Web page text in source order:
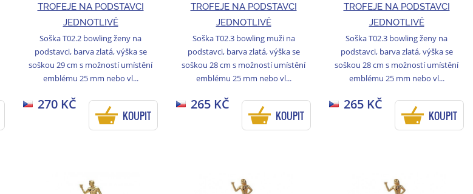
TROFEJE NA PODSTAVCI
JEDNOTLIVĚ
Soška T02.2 bowling ženy na
podstavci, barva zlatá, výška se
soškou 29 cm s možností umístění
emblému 25 mm nebo vl...
270 KČ
KOUPIT
TROFEJE NA PODSTAVCI
JEDNOTLIVĚ
Soška T02.3 bowling muži na
podstavci, barva zlatá, výška se
soškou 28 cm s možností umístění
emblému 25 mm nebo vl...
265 KČ
KOUPIT
TROFEJE NA PODSTAVCI
JEDNOTLIVĚ
Soška T02.3 bowling ženy na
podstavci, barva zlatá, výška se
soškou 28 cm s možností umístění
emblému 25 mm nebo vl...
265 KČ
KOUPIT